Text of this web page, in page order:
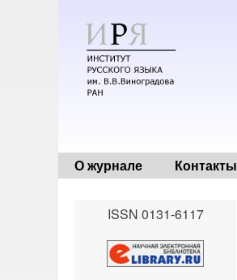
О журнале Контакты
ISSN 0131-6117